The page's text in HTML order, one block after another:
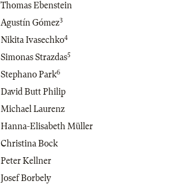
Thomas Ebenstein
Agustín Gómez3
Nikita Ivasechko4
Simonas Strazdas5
Stephano Park6
David Butt Philip
Michael Laurenz
Hanna-Elisabeth Müller
Christina Bock
Peter Kellner
Josef Borbely